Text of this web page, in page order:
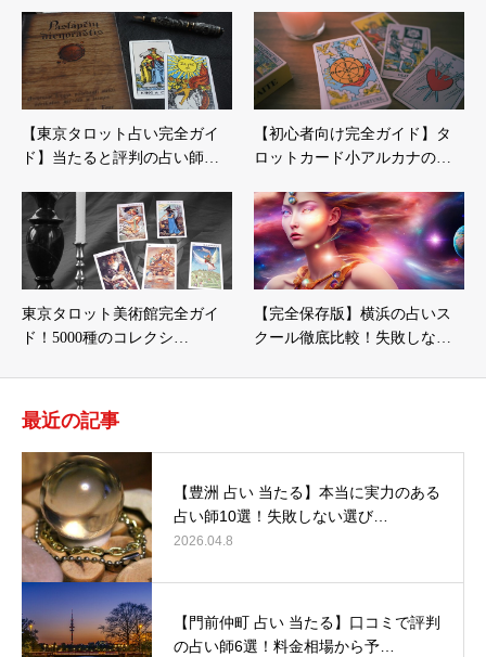
【東京タロット占い完全ガイ
ド】当たると評判の占い師…
【初心者向け完全ガイド】タ
ロットカード小アルカナの…
東京タロット美術館完全ガイ
ド！5000種のコレクシ…
【完全保存版】横浜の占いス
クール徹底比較！失敗しな…
最近の記事
【豊洲 占い 当たる】本当に実力のある
占い師10選！失敗しない選び…
2026.04.8
【門前仲町 占い 当たる】口コミで評判
の占い師6選！料金相場から予…